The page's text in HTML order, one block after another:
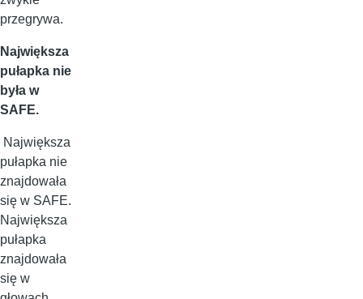
przegrywa.
Największa
pułapka nie
była w
SAFE.
Największa
pułapka nie
znajdowała
się w SAFE.
Największa
pułapka
znajdowała
się w